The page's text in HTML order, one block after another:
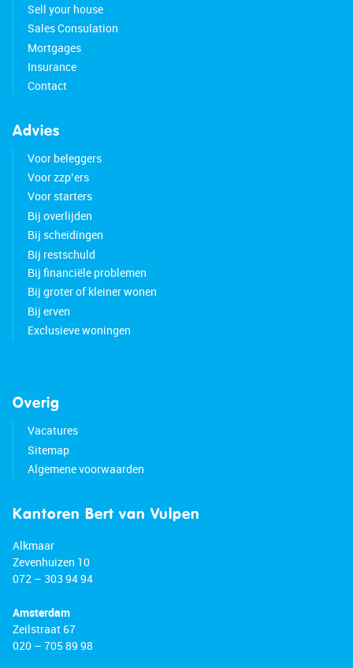
Sell your house
Sales Consulation
Mortgages
Insurance
Contact
Advies
Voor beleggers
Voor zzp’ers
Voor starters
Bij overlijden
Bij scheidingen
Bij restschuld
Bij financiële problemen
Bij groter of kleiner wonen
Bij erven
Exclusieve woningen
Overig
Vacatures
Sitemap
Algemene voorwaarden
Kantoren Bert van Vulpen
Alkmaar
Zevenhuizen 10
072 – 303 94 94
Amsterdam
Zeilstraat 67
020 – 705 89 98